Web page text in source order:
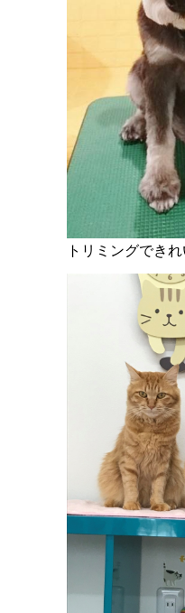
トリミングでき